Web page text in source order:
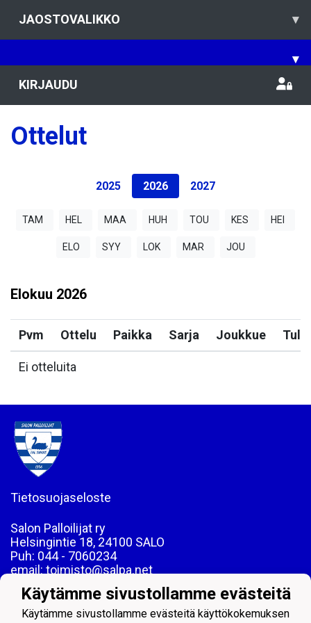
JAOSTOVALIKKO ▾
▾
KIRJAUDU
Ottelut
2025 2026 2027
TAM HEL MAA HUH TOU KES HEI
ELO SYY LOK MAR JOU
Elokuu 2026
Pvm Ottelu Paikka Sarja Joukkue
Ei otteluita
Tietosuojaseloste
Salon Palloilijat ry
Helsingintie 18, 24100 SALO
Puh: 044 - 7060234
email: toimisto@salpa.net
LY 0139538-2
Käytämme sivustollamme evästeitä
Käytämme sivustollamme evästeitä käyttökokemuksen